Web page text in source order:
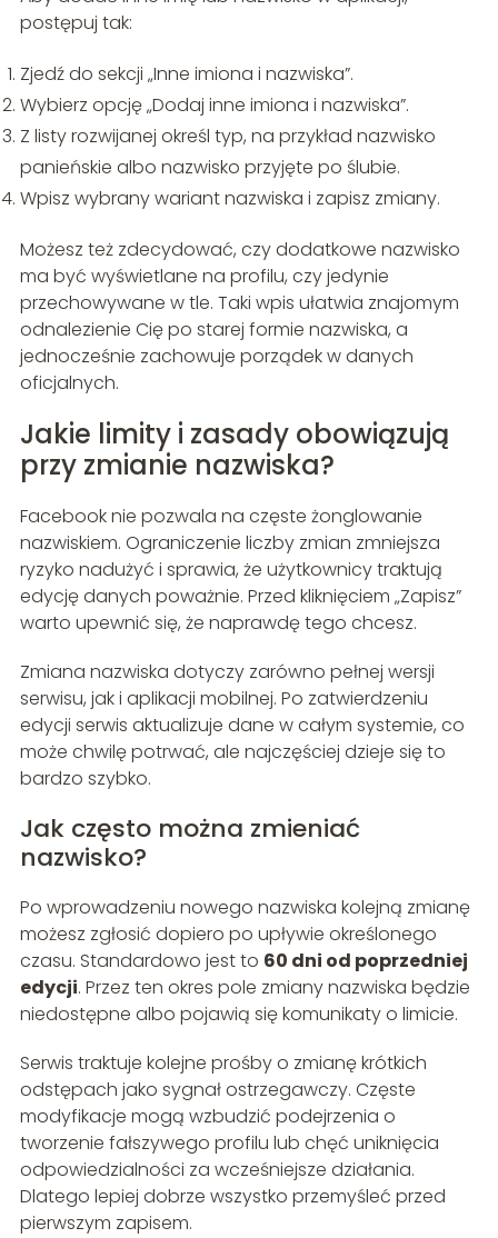
postępuj tak:
Zjedź do sekcji „Inne imiona i nazwiska”.
Wybierz opcję „Dodaj inne imiona i nazwiska”.
Z listy rozwijanej określ typ, na przykład nazwisko
panieńskie albo nazwisko przyjęte po ślubie.
Wpisz wybrany wariant nazwiska i zapisz zmiany.
Możesz też zdecydować, czy dodatkowe nazwisko
ma być wyświetlane na profilu, czy jedynie
przechowywane w tle. Taki wpis ułatwia znajomym
odnalezienie Cię po starej formie nazwiska, a
jednocześnie zachowuje porządek w danych
oficjalnych.
Jakie limity i zasady obowiązują
przy zmianie nazwiska?
Facebook nie pozwala na częste żonglowanie
nazwiskiem. Ograniczenie liczby zmian zmniejsza
ryzyko nadużyć i sprawia, że użytkownicy traktują
edycję danych poważnie. Przed kliknięciem „Zapisz”
warto upewnić się, że naprawdę tego chcesz.
Zmiana nazwiska dotyczy zarówno pełnej wersji
serwisu, jak i aplikacji mobilnej. Po zatwierdzeniu
edycji serwis aktualizuje dane w całym systemie, co
może chwilę potrwać, ale najczęściej dzieje się to
bardzo szybko.
Jak często można zmieniać
nazwisko?
Po wprowadzeniu nowego nazwiska kolejną zmianę
możesz zgłosić dopiero po upływie określonego
czasu. Standardowo jest to 60 dni od poprzedniej
edycji. Przez ten okres pole zmiany nazwiska będzie
niedostępne albo pojawią się komunikaty o limicie.
Serwis traktuje kolejne prośby o zmianę krótkich
odstępach jako sygnał ostrzegawczy. Częste
modyfikacje mogą wzbudzić podejrzenia o
tworzenie fałszywego profilu lub chęć uniknięcia
odpowiedzialności za wcześniejsze działania.
Dlatego lepiej dobrze wszystko przemyśleć przed
pierwszym zapisem.